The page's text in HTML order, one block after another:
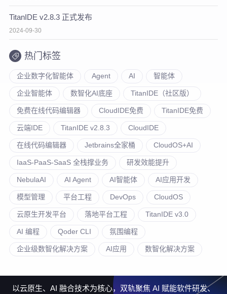
TitanIDE v2.8.3 正式发布
2024-09-30
热门标签
企业数字化智能体 Agent AI 智能体
企业智能体 数智化AI底座 TitanIDE（社区版）
免费在线代码编辑器 CloudIDE免费 TitanIDE免费
云端IDE TitanIDE v2.8.3 CloudIDE
在线代码编辑器 Jetbrains全家桶 CloudOS+AI
IaaS-PaaS-SaaS 全栈撑业务 研发效能提升
NebulaAI AI Agent AI智能体 AI应用开发
模型管理 平台工程 DevOps CloudOS
云原生开发平台 落地平台工程 TitanIDE v3.0
AI 编程 Qoder CLI 氛围编程
企业级数智化解决方案 AI应用 数智化解决方案
以云原生、AI 融合技术为核心，双轨聚焦 AI 赋能软件研发、